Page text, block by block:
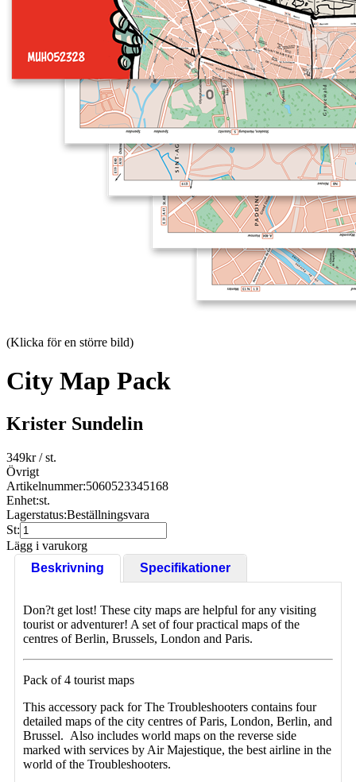
(Klicka för en större bild)
City Map Pack
Krister Sundelin
349kr/ st.
Övrigt
Artikelnummer:5060523345168
Enhet:st.
Lagerstatus:Beställningsvara
St:
Lägg i varukorg
Beskrivning
Specifikationer
Don?t get lost! These city maps are helpful for any visiting
tourist or adventurer! A set of four practical maps of the
centres of Berlin, Brussels, London and Paris.
Pack of 4 tourist maps
This accessory pack for The Troubleshooters contains four
detailed maps of the city centres of Paris, London, Berlin, and
Brussel. Also includes world maps on the reverse side
marked with services by Air Majestique, the best airline in the
world of the Troubleshooters.